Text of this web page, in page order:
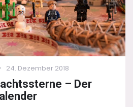
Posted
24. Dezember 2018
– Der